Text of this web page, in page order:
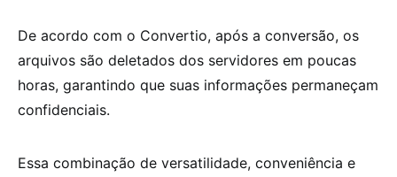
De acordo com o Convertio, após a conversão, os
arquivos são deletados dos servidores em poucas
horas, garantindo que suas informações permaneçam
confidenciais.
Essa combinação de versatilidade, conveniência e